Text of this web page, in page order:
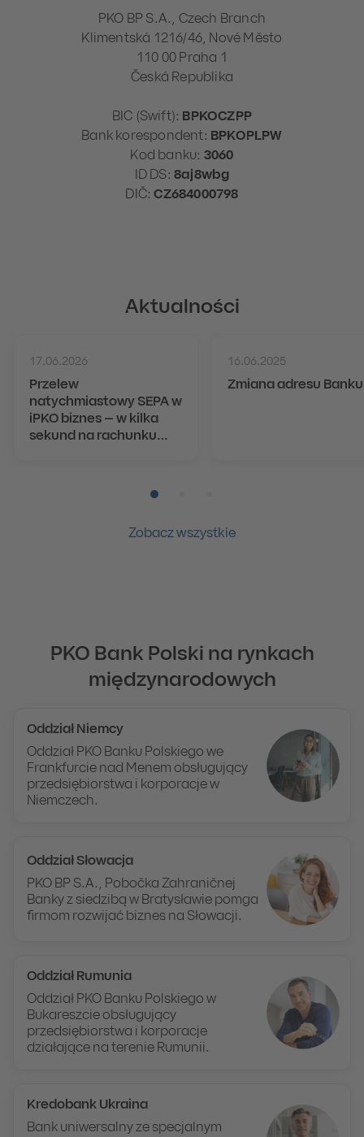
PKO BP S.A., Czech Branch
Klimentská 1216/46, Nové Město
110 00 Praha 1
Česká Republika
BIC (Swift): BPKOCZPP
Bank korespondent: BPKOPLPW
Kod banku: 3060
ID DS: 8aj8wbg
DIČ:CZ684000798
Aktualności
17.06.2026
Przelew
natychmiastowy SEPA w
iPKO biznes – w kilka
sekund na rachunku
16.06.2025
Zmiana adresu Banku
Zobacz wszystkie
PKO Bank Polski na rynkach
międzynarodowych
Oddział Niemcy
Oddział PKO Banku Polskiego we
Frankfurcie nad Menem obsługujący
przedsiębiorstwa i korporacje w
Niemczech.
Oddział Słowacja
PKO BP S.A., Pobočka Zahraničnej
Banky z siedzibą w Bratysławie pomga
firmom rozwijać biznes na Słowacji.
Oddział Rumunia
Oddział PKO Banku Polskiego w
Bukareszcie obsługujący
przedsiębiorstwa i korporacje
działające na terenie Rumunii.
Kredobank Ukraina
Bank uniwersalny ze specjalnym